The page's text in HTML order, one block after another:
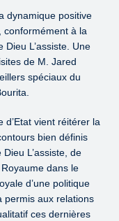
dynamique positive
conformément à la
L’assiste. Une
de M. Jared
spéciaux du
d’Etat vient réitérer la
bien définis
L’assiste, de
dans le
d’une politique
permis aux relations
ces dernières